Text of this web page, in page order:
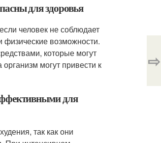
для здоровья
человек не соблюдает
физические возможности.
которые могут
могут привести к
для
так как они
⇨